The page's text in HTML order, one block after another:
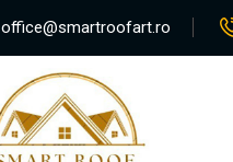
office@smartroofart.ro